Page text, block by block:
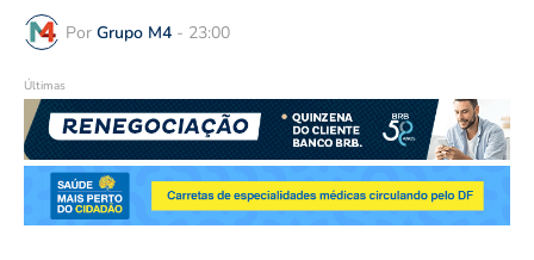
Por Grupo M4 - 23:00
Últimas